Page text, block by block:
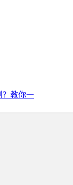
？教你一